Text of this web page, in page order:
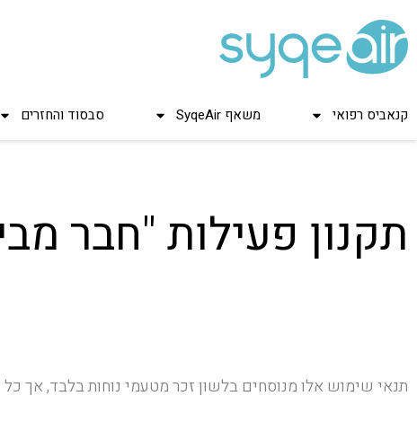
קנאביס רפואי משאף SyqeAir סבסוד והחזרים
תקנון פעילות "חבר
תנאי שימוש אלו מנוסחים בלשון זכר מטעמי נוחות בלבד, אך